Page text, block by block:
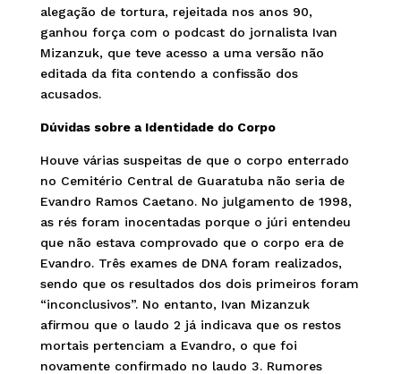
alegação de tortura, rejeitada nos anos 90,
ganhou força com o podcast do jornalista Ivan
Mizanzuk, que teve acesso a uma versão não
editada da fita contendo a confissão dos
acusados.
Dúvidas sobre a Identidade do Corpo
Houve várias suspeitas de que o corpo enterrado
no Cemitério Central de Guaratuba não seria de
Evandro Ramos Caetano. No julgamento de 1998,
as rés foram inocentadas porque o júri entendeu
que não estava comprovado que o corpo era de
Evandro. Três exames de DNA foram realizados,
sendo que os resultados dos dois primeiros foram
“inconclusivos”. No entanto, Ivan Mizanzuk
afirmou que o laudo 2 já indicava que os restos
mortais pertenciam a Evandro, o que foi
novamente confirmado no laudo 3. Rumores